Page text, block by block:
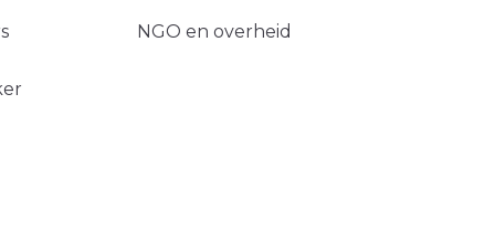
NGO en overheid